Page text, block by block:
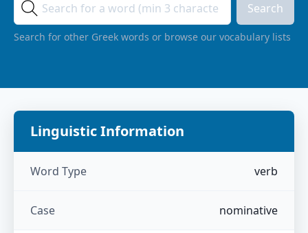
Search
Search for other Greek words or browse our vocabulary lists
Linguistic Information
Word Type verb
Case nominative